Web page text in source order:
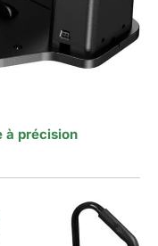
à précision